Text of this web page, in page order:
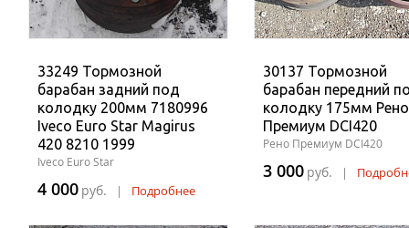
33249 Тормозной
барабан задний под
колодку 200мм 7180996
Iveco Euro Star Magirus
420 8210 1999
Iveco Euro Star
4 000 руб. | Подробнее
30137 Тормозной
барабан передний
колодку 175мм Рено
Премиум DCI420
Рено Премиум DCI420
3 000 руб. |